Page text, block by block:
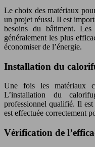
Le choix des matériaux
un projet réussi. Il est
besoins du bâtiment.
généralement les plus
économiser de l’énergie.
Installation du
Une fois les matériaux
L’installation du
professionnel qualifié. Il est
est effectuée correctement
Vérification de